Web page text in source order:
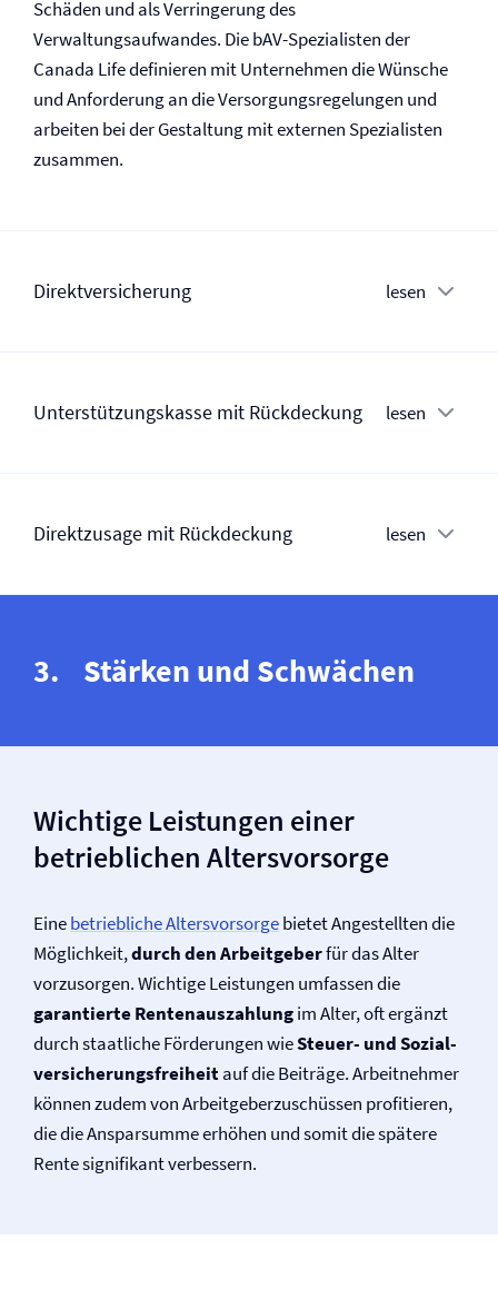
Schäden und als Verringerung des
Verwaltungsaufwandes. Die bAV-Spezialisten der
Canada Life definieren mit Unternehmen die Wünsche
und Anforderung an die Versorgungs­regelungen und
arbeiten bei der Gestaltung mit externen Spezialisten
zusammen.
Direkt­versicherung lesen
Unterstützungs­kasse mit Rückdeckung lesen
Direktzusage mit Rückdeckung lesen
Stärken und Schwächen
Wichtige Leistungen einer
betrieblichen Altersvorsorge
Einebetriebliche Altersvorsorgebietet Angestellten die
Möglichkeit,durch den Arbeitgeberfür das Alter
vorzusorgen. Wichtige Leistungen umfassen die
garantierte Rentenauszahlungim Alter, oft ergänzt
durch staatliche Förderungen wieSteuer- und Sozial­
versicherungsfreiheitauf die Beiträge. Arbeitnehmer
können zudem von Arbeitgeberzuschüssen profitieren,
die die Ansparsumme erhöhen und somit die spätere
Rente signifikant verbessern.